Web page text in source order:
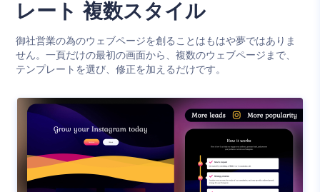
レート 複数スタイル
御社営業の為のウェブページを創ることはもはや夢ではありま
せん。一頁だけの最初の画面から、複数のウェブページまで、
テンプレートを選び、修正を加えるだけです。